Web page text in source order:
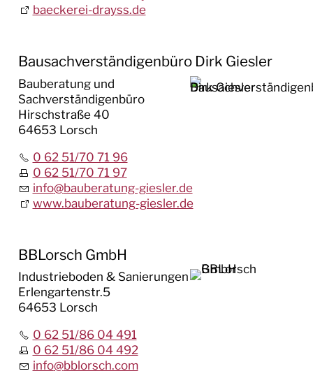
baeckerei-drayss.de
Bausachverständigenbüro Dirk Giesler
Bauberatung und
Sachverständigenbüro
Hirschstraße 40
64653 Lorsch
0 62 51/70 71 96
0 62 51/70 71 97
info@bauberatung-giesler.de
www.bauberatung-giesler.de
BBLorsch GmbH
Industrieboden & Sanierungen
Erlengartenstr.5
64653 Lorsch
0 62 51/86 04 491
0 62 51/86 04 492
info@bblorsch.com